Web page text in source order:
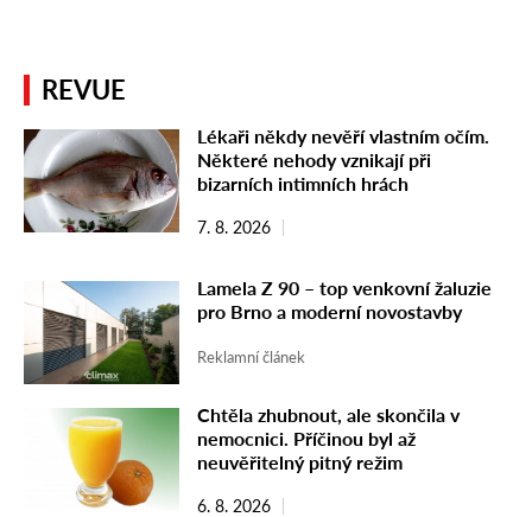
REVUE
Lékaři někdy nevěří vlastním očím.
Některé nehody vznikají při
bizarních intimních hrách
7. 8. 2026
Lamela Z 90 – top venkovní žaluzie
pro Brno a moderní novostavby
Reklamní článek
Chtěla zhubnout, ale skončila v
nemocnici. Příčinou byl až
neuvěřitelný pitný režim
6. 8. 2026